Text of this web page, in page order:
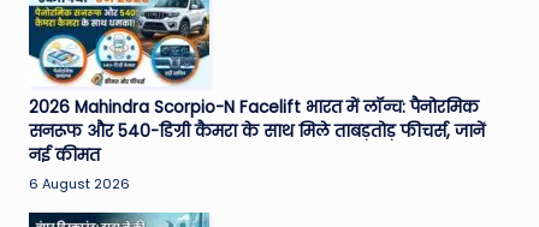
n
d
T
h
e
W
2026 Mahindra Scorpio-N Facelift भारत में लॉन्च: पैनोरमिक
सनरूफ और 540-डिग्री कैमरा के साथ मिले ताबड़तोड़ फीचर्स, जानें
नई कीमत
6 August 2026